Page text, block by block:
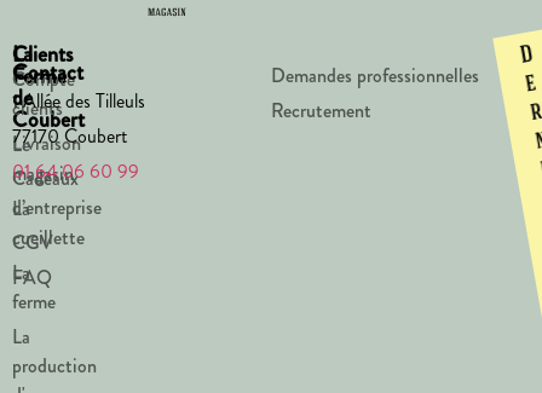
La
Ferme
de
Coubert
Le
magasin
La
cueillette
La
ferme
La
production
Clients
Compte
clients
Livraison
Cadeaux
d’entreprise
CGV
FAQ
Contact
1 Allée des Tilleuls
77170 Coubert
01 64 06 60 99
Demandes professionnelles
Recrutement
D
e